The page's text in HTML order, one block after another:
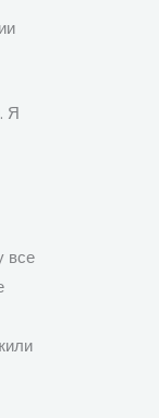
Я
все